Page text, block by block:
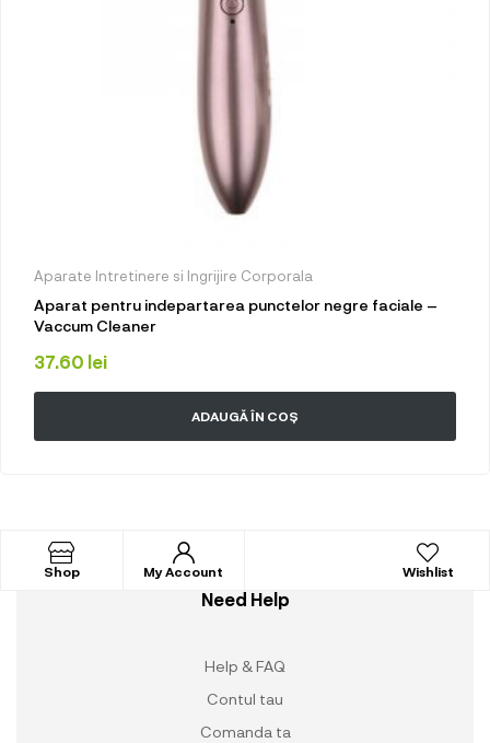
Aparate Intretinere si Ingrijire Corporala
Aparat pentru indepartarea punctelor negre faciale –
Vaccum Cleaner
37.60 lei
ADAUGĂ ÎN COȘ
Shop My Account Wishlist
Need Help
Help & FAQ
Contul tau
Comanda ta